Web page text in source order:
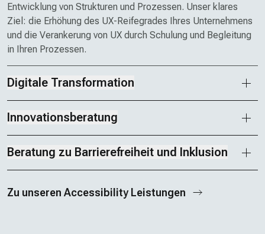
Entwicklung von Strukturen und Prozessen. Unser klares
Ziel: die Erhöhung des UX-Reifegrades Ihres Unternehmens
und die Verankerung von UX durch Schulung und Begleitung
in Ihren Prozessen.
Digitale Transformation
Innovationsberatung
Beratung zu Barrierefreiheit und Inklusion
Zu unseren Accessibility Leistungen